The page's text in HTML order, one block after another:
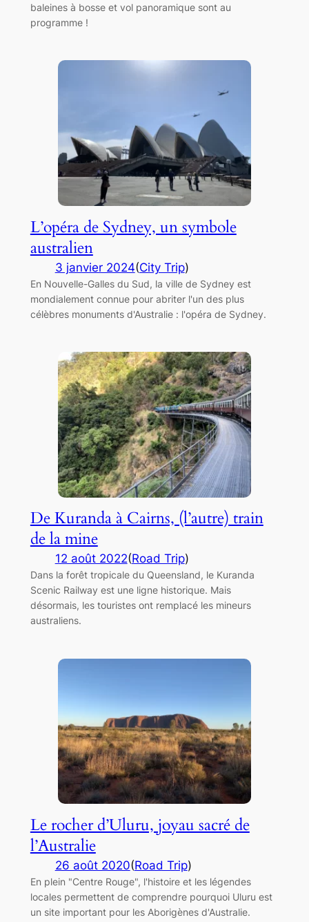
baleines à bosse et vol panoramique sont au
programme !
L’opéra de Sydney, un symbole
australien
3 janvier 2024(City Trip)
En Nouvelle-Galles du Sud, la ville de Sydney est
mondialement connue pour abriter l'un des plus
célèbres monuments d'Australie : l'opéra de Sydney.
De Kuranda à Cairns, (l’autre) train
de la mine
12 août 2022(Road Trip)
Dans la forêt tropicale du Queensland, le Kuranda
Scenic Railway est une ligne historique. Mais
désormais, les touristes ont remplacé les mineurs
australiens.
Le rocher d’Uluru, joyau sacré de
l’Australie
26 août 2020(Road Trip)
En plein "Centre Rouge", l'histoire et les légendes
locales permettent de comprendre pourquoi Uluru est
un site important pour les Aborigènes d'Australie.